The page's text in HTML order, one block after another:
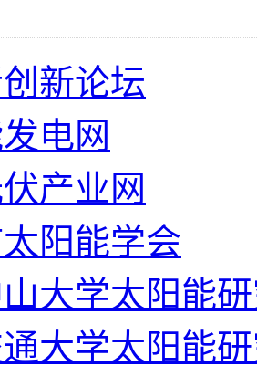
新论坛
电网
产业网
太阳能学会
大学太阳能
通大学太阳能